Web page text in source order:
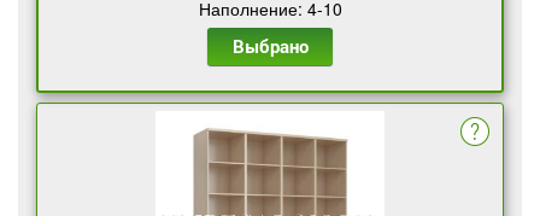
Наполнение: 4-10
Выбрано